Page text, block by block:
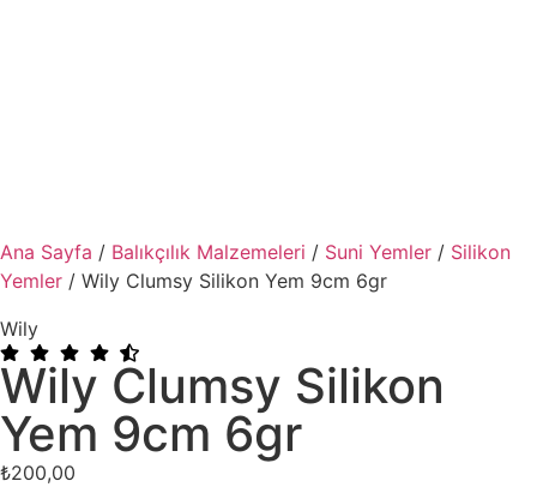
Ana Sayfa / Balıkçılık Malzemeleri / Suni Yemler / Silikon
Yemler / Wily Clumsy Silikon Yem 9cm 6gr
Wily
Wily Clumsy Silikon
Yem 9cm 6gr
₺200,00